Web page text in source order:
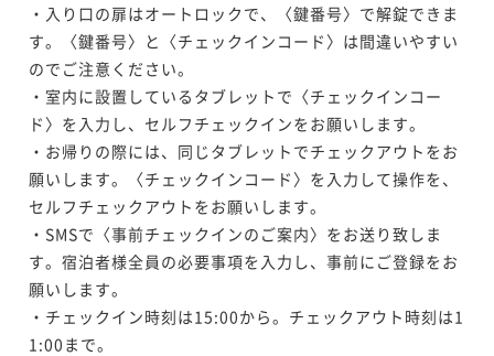
・入り口の扉はオートロックで、〈鍵番号〉で解錠できま
す。〈鍵番号〉と〈チェックインコード〉は間違いやすい
のでご注意ください。
・室内に設置しているタブレットで〈チェックインコー
ド〉を入力し、セルフチェックインをお願いします。
・お帰りの際には、同じタブレットでチェックアウトをお
願いします。〈チェックインコード〉を入力して操作を、
セルフチェックアウトをお願いします。
・SMSで〈事前チェックインのご案内〉をお送り致しま
す。宿泊者様全員の必要事項を入力し、事前にご登録をお
願いします。
・チェックイン時刻は15:00から。チェックアウト時刻は1
1:00まで。